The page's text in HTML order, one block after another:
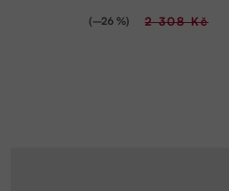
2 308 Kč
(–26 %)